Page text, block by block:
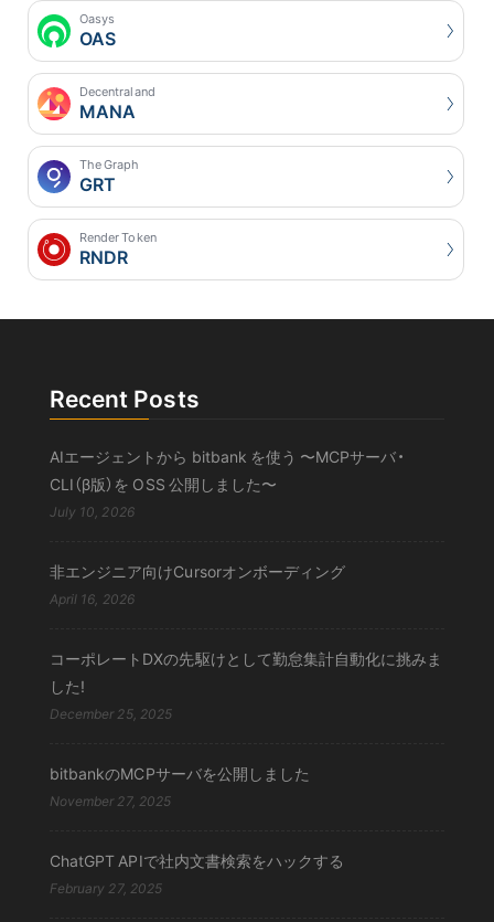
Oasys
OAS
Decentraland
MANA
The Graph
GRT
Render Token
RNDR
Recent Posts
AIエージェントから bitbank を使う 〜MCPサーバ・
CLI（β版）を OSS 公開しました〜
July 10, 2026
非エンジニア向けCursorオンボーディング
April 16, 2026
コーポレートDXの先駆けとして勤怠集計自動化に挑みま
した!
December 25, 2025
bitbankのMCPサーバを公開しました
November 27, 2025
ChatGPT APIで社内文書検索をハックする
February 27, 2025